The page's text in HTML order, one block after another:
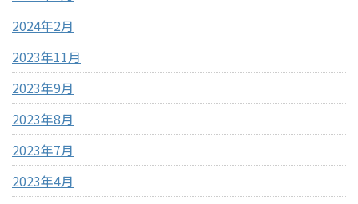
2024年2月
2023年11月
2023年9月
2023年8月
2023年7月
2023年4月